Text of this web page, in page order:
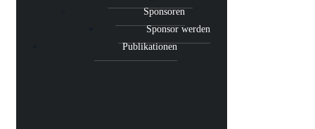
Sponsoren
Sponsor werden
Publikationen